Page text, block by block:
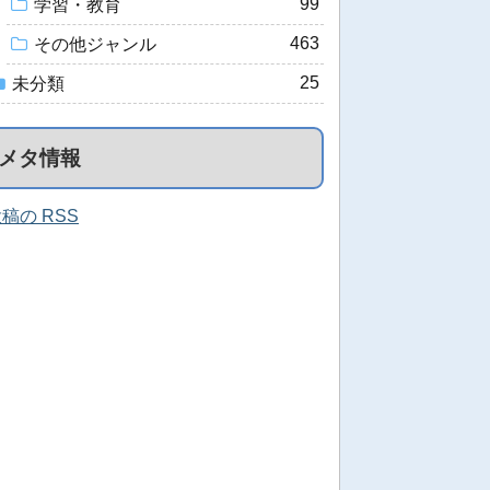
学習・教育
その他ジャンル 463
未分類 25
タ情報
の RSS